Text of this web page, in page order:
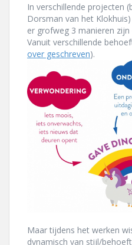
In verschillende projecten
Dorsman van het
er grofweg 3 manieren
Vanuit verschillende
over geschreven).
Maar tijdens het werken
dynamisch van stijl/